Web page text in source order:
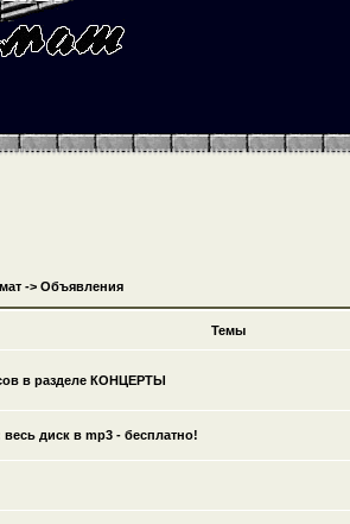
-> Объявления
Темы
в разделе КОНЦЕРТЫ
диск в mp3 - бесплатно!